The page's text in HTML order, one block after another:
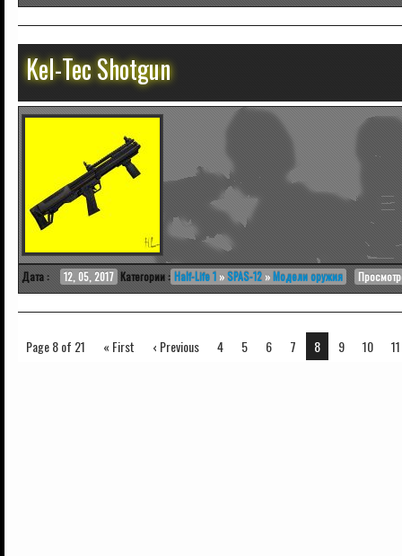
Kel-Tec Shotgun
Дата : 12, 05, 2017 Категории : Half-Life 1 »SPAS-12 »Модели оружия
Page 8 of 21 « First ‹ Previous 4 5 6 7 8 9 10 11